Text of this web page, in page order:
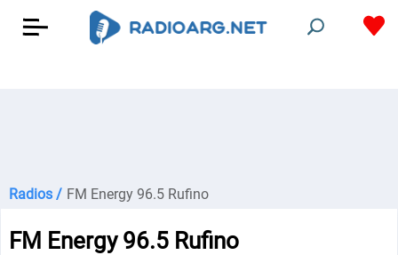
Radios / FM Energy 96.5 Rufino
FM Energy 96.5 Rufino